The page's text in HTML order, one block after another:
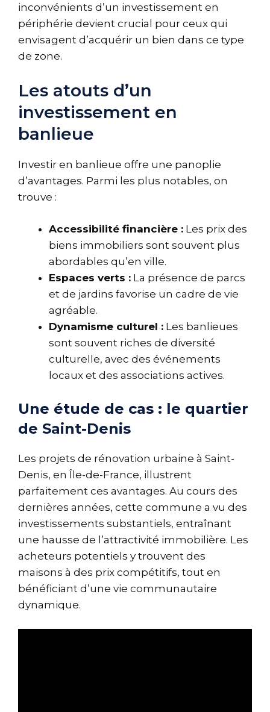
inconvénients d’un investissement en
périphérie devient crucial pour ceux qui
envisagent d’acquérir un bien dans ce type
de zone.
Les atouts d’un
investissement en
banlieue
Investir en banlieue offre une panoplie
d’avantages. Parmi les plus notables, on
trouve :
Accessibilité financière : Les prix des
biens immobiliers sont souvent plus
abordables qu’en ville.
Espaces verts : La présence de parcs
et de jardins favorise un cadre de vie
agréable.
Dynamisme culturel : Les banlieues
sont souvent riches de diversité
culturelle, avec des événements
locaux et des associations actives.
Une étude de cas : le quartier
de Saint-Denis
Les projets de rénovation urbaine à Saint-
Denis, en Île-de-France, illustrent
parfaitement ces avantages. Au cours des
dernières années, cette commune a vu des
investissements substantiels, entraînant
une hausse de l’attractivité immobilière. Les
acheteurs potentiels y trouvent des
maisons à des prix compétitifs, tout en
bénéficiant d’une vie communautaire
dynamique.